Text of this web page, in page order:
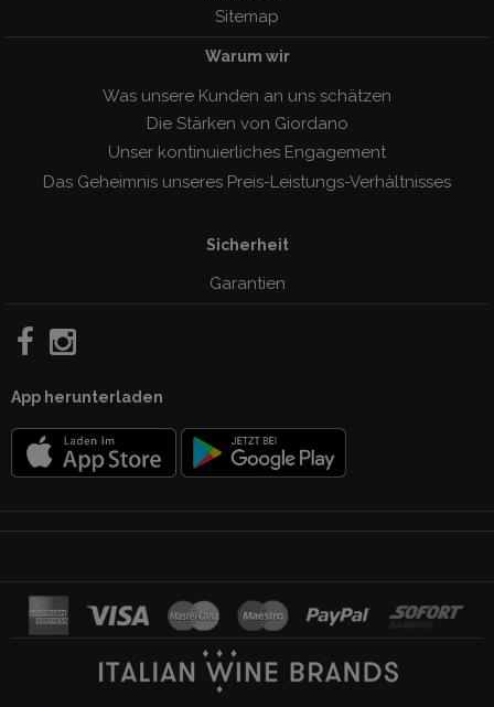
Sitemap
Warum wir
Was unsere Kunden an uns schätzen
Die Stärken von Giordano
Unser kontinuierliches Engagement
Das Geheimnis unseres Preis-Leistungs-Verhàltnisses
Sicherheit
Garantien
App herunterladen